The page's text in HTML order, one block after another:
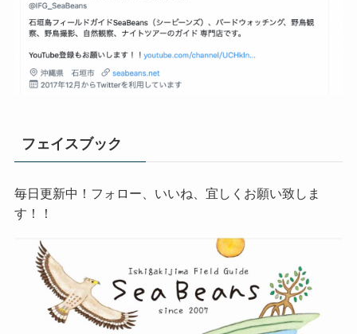
フェイスブック
毎日更新中！フォロー、いいね、宜しくお願い致しま
す！！